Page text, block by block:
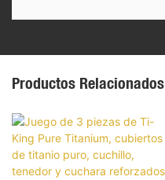
Productos Relacionados